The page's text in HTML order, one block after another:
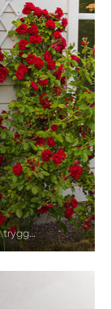
Vi hjälper dig att renovera slitna fönster på ett tryggt, hållbart och kostnadseffektivt sätt. En fönsterrenovering förlänger livslängden, förbättrar utseendet och kan sänka energikostnaderna. Hos Måleri Blåklockan får du professionell hjälp från första kontakt till färdigt resultat.